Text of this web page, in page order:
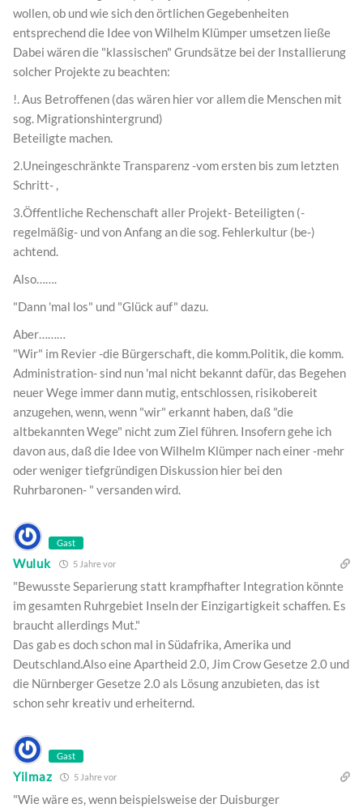
wollen, ob und wie sich den örtlichen Gegebenheiten
entsprechend die Idee von Wilhelm Klümper umsetzen ließe
Dabei wären die "klassischen" Grundsätze bei der Installierung
solcher Projekte zu beachten:
!. Aus Betroffenen (das wären hier vor allem die Menschen mit
sog. Migrationshintergrund)
Beteiligte machen.
2.Uneingeschränkte Transparenz -vom ersten bis zum letzten
Schritt- ,
3.Öffentliche Rechenschaft aller Projekt- Beteiligten (-
regelmäßig- und von Anfang an die sog. Fehlerkultur (be-)
achtend.
Also…….
"Dann 'mal los" und "Glück auf" dazu.
Aber………
"Wir" im Revier -die Bürgerschaft, die komm.Politik, die komm.
Administration- sind nun 'mal nicht bekannt dafür, das Begehen
neuer Wege immer dann mutig, entschlossen, risikobereit
anzugehen, wenn, wenn "wir" erkannt haben, daß "die
altbekannten Wege" nicht zum Ziel führen. Insofern gehe ich
davon aus, daß die Idee von Wilhelm Klümper nach einer -mehr
oder weniger tiefgründigen Diskussion hier bei den
Ruhrbaronen- " versanden wird.
Gast
Wuluk 5 Jahre vor
"Bewusste Separierung statt krampfhafter Integration könnte
im gesamten Ruhrgebiet Inseln der Einzigartigkeit schaffen. Es
braucht allerdings Mut."
Das gab es doch schon mal in Südafrika, Amerika und
Deutschland.Also eine Apartheid 2.0, Jim Crow Gesetze 2.0 und
die Nürnberger Gesetze 2.0 als Lösung anzubieten, das ist
schon sehr kreativ und erheiternd.
Gast
Yilmaz 5 Jahre vor
"Wie wäre es, wenn beispielsweise der Duisburger